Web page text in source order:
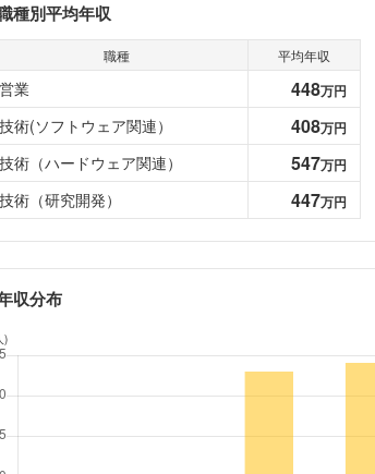
種別平均年収
職種 平均年収
営業 448万円
技術(ソフトウェア関連） 408万円
技術（ハードウェア関連） 547万円
技術（研究開発） 447万円
収分布
)